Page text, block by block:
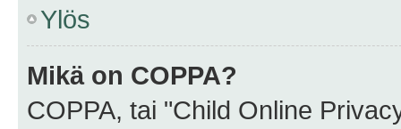
Ylös
Mikä on COPPA?
COPPA, tai "Child Online